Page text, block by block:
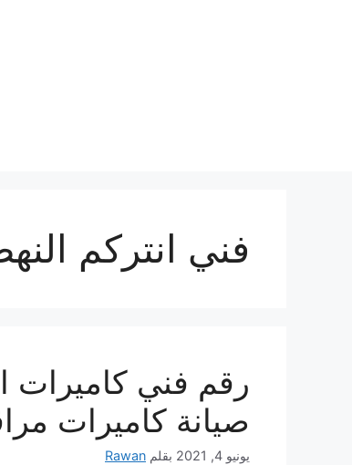
فني انتركم
صيانة كاميرات
يونيو 4, 2021 بقلم Rawan